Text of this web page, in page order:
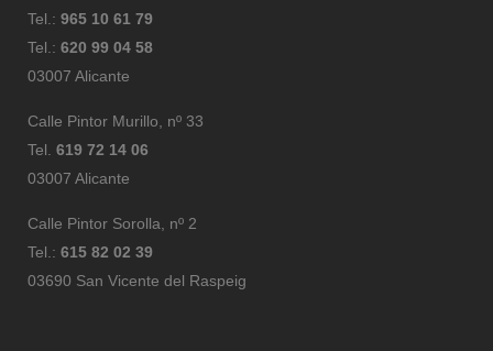
Tel.: 965 10 61 79
Tel.: 620 99 04 58
03007 Alicante
Calle Pintor Murillo, nº 33
Tel. 619 72 14 06
03007 Alicante
Calle Pintor Sorolla, nº 2
Tel.: 615 82 02 39
03690 San Vicente del Raspeig